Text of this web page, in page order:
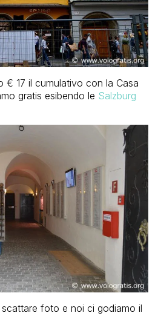
€ 17 il cumulativo con la Casa
gratis esibendo le Salzburg
scattare foto e noi ci godiamo il